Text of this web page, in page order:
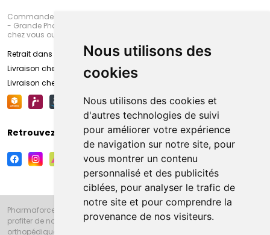
Nous utilisons des
cookies
Nous utilisons des cookies et
d'autres technologies de suivi
pour améliorer votre expérience
de navigation sur notre site, pour
vous montrer un contenu
personnalisé et des publicités
ciblées, pour analyser le trafic de
notre site et pour comprendre la
provenance de nos visiteurs.
Commandez en ligne et venez chercher votre commande à Amiens
- Grande Pharmacie d’Amiens (Fachon) ou recevez-là rapidement
chez vous ou en point retrait
Retrait dans la pharmacie d’Amiens
Livraison chez vous
Livraison chez votre commerçant
Retrouvez-nous sur vos réseaux sociaux
Pharmaforce.fr et la Grande Pharmacie d’Amiens vous souhaitent de
profiter de notre accueil, de nos conseils pharmaceutiques,
orthopédiques, homéopathiques, parapharmaceutiques, beauté et